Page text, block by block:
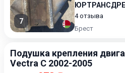
7
4 отзыва
Брест
Подушка крепления
Vectra C 2002-2005